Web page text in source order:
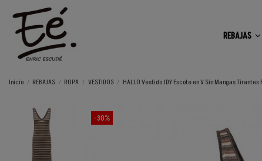
REBAJAS
Inicio REBAJAS ROPA VESTIDOS HALLO Vestido JDY Escote en V Sin Mangas
-30%